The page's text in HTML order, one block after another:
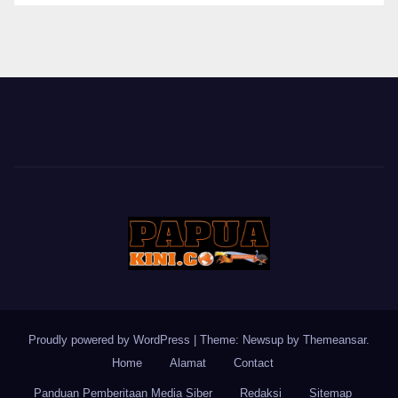
Proudly powered by WordPress Theme: Newsup by Themeansar.
Home
Alamat Contact
Panduan Pemberitaan Media Siber Redaksi Sitemap